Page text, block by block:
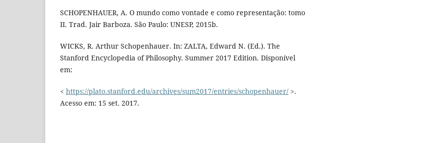
SCHOPENHAUER, A. O mundo como vontade e como representação: tomo
II. Trad. Jair Barboza. São Paulo: UNESP, 2015b.
WICKS, R. Arthur Schopenhauer. In: ZALTA, Edward N. (Ed.). The
Stanford Encyclopedia of Philosophy. Summer 2017 Edition. Disponível
em:
< https://plato.stanford.edu/archives/sum2017/entries/schopenhauer/ >.
Acesso em: 15 set. 2017.